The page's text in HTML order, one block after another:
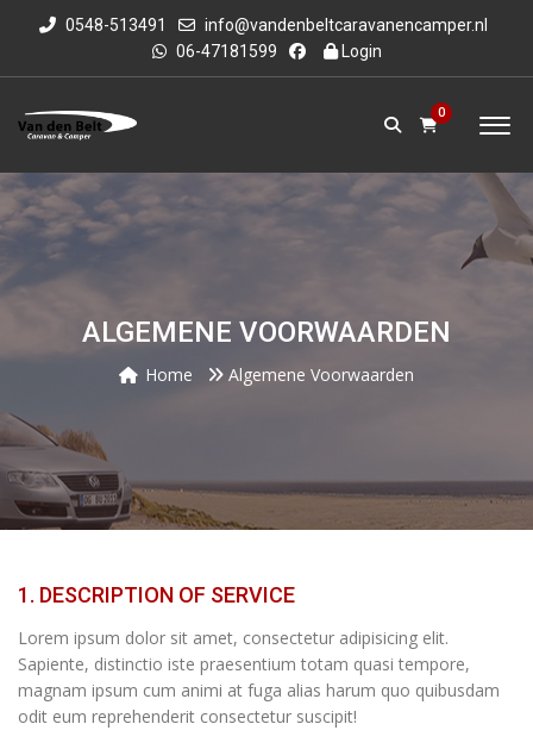
0548-513491
info@vandenbeltcaravanencamper.nl
06-47181599
Login
0
ALGEMENE VOORWAARDEN
Home Algemene Voorwaarden
1. DESCRIPTION OF SERVICE
Lorem ipsum dolor sit amet, consectetur adipisicing elit.
Sapiente, distinctio iste praesentium totam quasi tempore,
magnam ipsum cum animi at fuga alias harum quo quibusdam
odit eum reprehenderit consectetur suscipit!